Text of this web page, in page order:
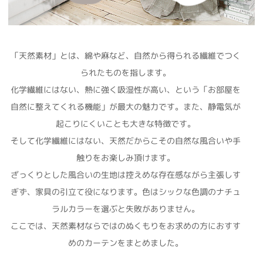
「天然素材」とは、綿や麻など、自然から得られる繊維でつく
られたものを指します。
化学繊維にはない、熱に強く吸湿性が高い、という「お部屋を
自然に整えてくれる機能」が最大の魅力です。また、静電気が
起こりにくいことも大きな特徴です。
そして化学繊維にはない、天然だからこその自然な風合いや手
触りをお楽しみ頂けます。
ざっくりとした風合いの生地は控えめな存在感ながら主張しす
ぎず、家具の引立て役になります。色はシックな色調のナチュ
ラルカラーを選ぶと失敗がありません。
ここでは、天然素材ならではのぬくもりをお求めの方におすす
めのカーテンをまとめました。